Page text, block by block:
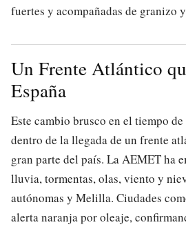
fuertes y acompañadas de granizo
Un Frente Atlántico
España
Este cambio brusco en el tiempo
dentro de la llegada de un frente
gran parte del país. La AEMET ha
lluvia, tormentas, olas, viento y
autónomas y Melilla. Ciudades
alerta naranja por oleaje,